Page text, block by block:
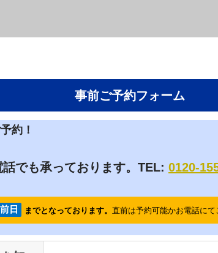
事前ご予約フォーム
約！
でも承っております。TEL:0120-
日 までとなっております。直前は予約可能かお電話にて